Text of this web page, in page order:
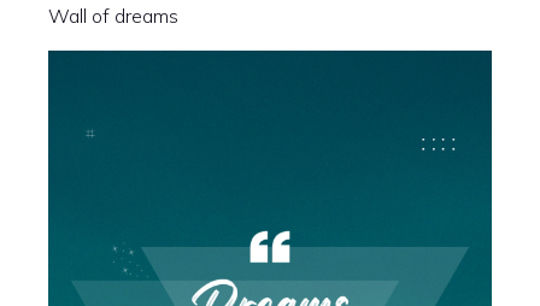
Wall of dreams